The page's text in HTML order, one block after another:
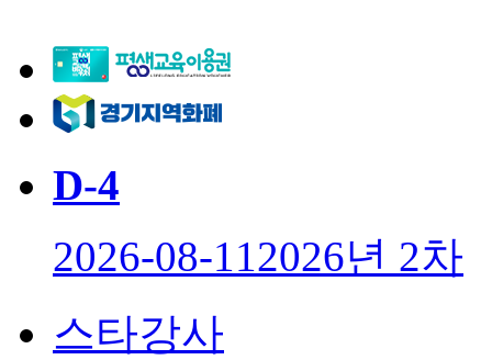
D-4
2026-08-112026년 2차
스타강사